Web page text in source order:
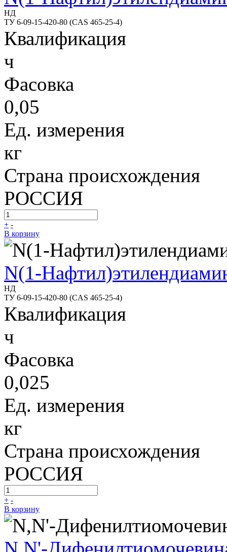
НД
ТУ 6-09-15-420-80 (CAS 465-25-4)
Квалификация
ч
Фасовка
0,05
Ед. измерения
кг
Страна происхождения
РОССИЯ
+ -
В корзину
N(1-
НД
ТУ 6-09-15-420-80 (CAS 465-25-4)
Квалификация
ч
Фасовка
0,025
Ед. измерения
кг
Страна происхождения
РОССИЯ
+ -
В корзину